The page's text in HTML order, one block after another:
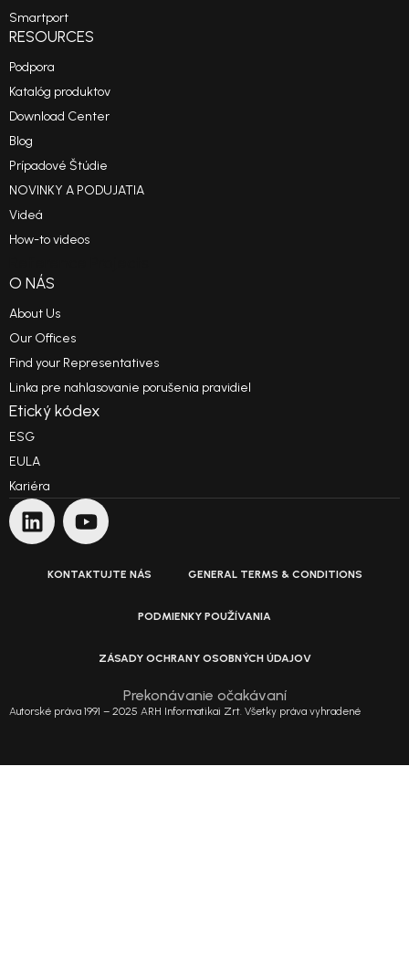
Smartport
RESOURCES
Podpora
Katalóg produktov
Download Center
Blog
Prípadové Štúdie
NOVINKY A PODUJATIA
Videá
How-to videos
O NÁS
About Us
Our Offices
Find your Representatives
Linka pre nahlasovanie porušenia pravidiel
Etický kódex
ESG
EULA
Kariéra
KONTAKTUJTE NÁS GENERAL TERMS & CONDITIONS
PODMIENKY POUŽÍVANIA
ZÁSADY OCHRANY OSOBNÝCH ÚDAJOV
Prekonávanie očakávaní
Autorské práva 1991 – 2025 ARH Informatikai Zrt. Všetky práva vyhradené